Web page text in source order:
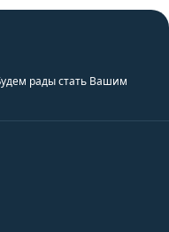
рады стать Вашим